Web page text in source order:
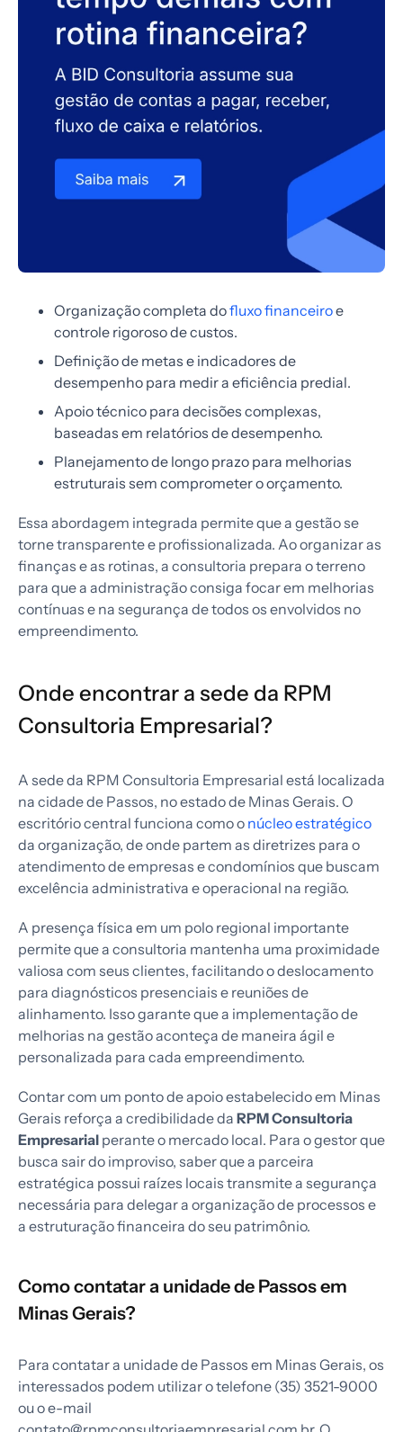
Organização completa dofluxo financeiroe
controle rigoroso de custos.
Definição de metas e indicadores de
desempenho para medir a eficiência predial.
Apoio técnico para decisões complexas,
baseadas em relatórios de desempenho.
Planejamento de longo prazo para melhorias
estruturais sem comprometer o orçamento.
Essa abordagem integrada permite que a gestão se
torne transparente e profissionalizada. Ao organizar as
finanças e as rotinas, a consultoria prepara o terreno
para que a administração consiga focar em melhorias
contínuas e na segurança de todos os envolvidos no
empreendimento.
Onde encontrar a sede da RPM
Consultoria Empresarial?
A sede da RPM Consultoria Empresarial está localizada
na cidade de Passos, no estado de Minas Gerais. O
escritório central funciona como o núcleo estratégico
da organização, de onde partem as diretrizes para o
atendimento de empresas e condomínios que buscam
excelência administrativa e operacional na região.
A presença física em um polo regional importante
permite que a consultoria mantenha uma proximidade
valiosa com seus clientes, facilitando o deslocamento
para diagnósticos presenciais e reuniões de
alinhamento. Isso garante que a implementação de
melhorias na gestão aconteça de maneira ágil e
personalizada para cada empreendimento.
Contar com um ponto de apoio estabelecido em Minas
Gerais reforça a credibilidade da RPM Consultoria
Empresarial perante o mercado local. Para o gestor que
busca sair do improviso, saber que a parceira
estratégica possui raízes locais transmite a segurança
necessária para delegar a organização de processos e
a estruturação financeira do seu patrimônio.
Como contatar a unidade de Passos em
Minas Gerais?
Para contatar a unidade de Passos em Minas Gerais, os
interessados podem utilizar o telefone (35) 3521-9000
ou o e-mail